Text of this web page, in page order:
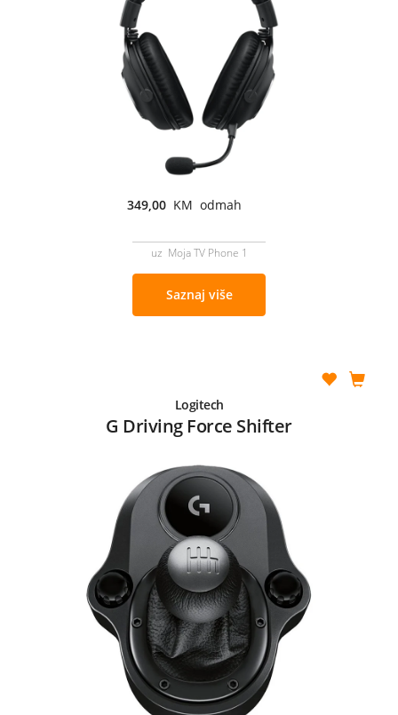
349,00 KM odmah
uz Moja TV Phone 1
Saznaj više
Logitech
G Driving Force Shifter